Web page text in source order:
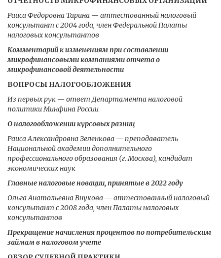
Раиса Федоровна Тарина — аттестованный налоговый
консультант с 2004 года, член Федеральной Палаты
налоговых консультантов
Комментарий к изменениям при составлении
микрофинансовыми компаниями отчета о
микрофинансовой деятельности
ВОПРОСЫ НАЛОГООБЛОЖЕНИЯ
Из первых рук — ответ Департамента налоговой
политики Минфина России
О налогообложении курсовых разниц
Раиса Александровна Зеленкова — преподаватель
Национальной академии дополнительного
профессионального образования (г. Москва), кандидат
экономических наук
Главные налоговые новации, принятые в 2022 году
Ольга Анатольевна Внукова — аттестованный налоговый
консультант с 2008 года, член Палаты налоговых
консультантов
Прекращение начисления процентов по потребительским
займам в налоговом учете